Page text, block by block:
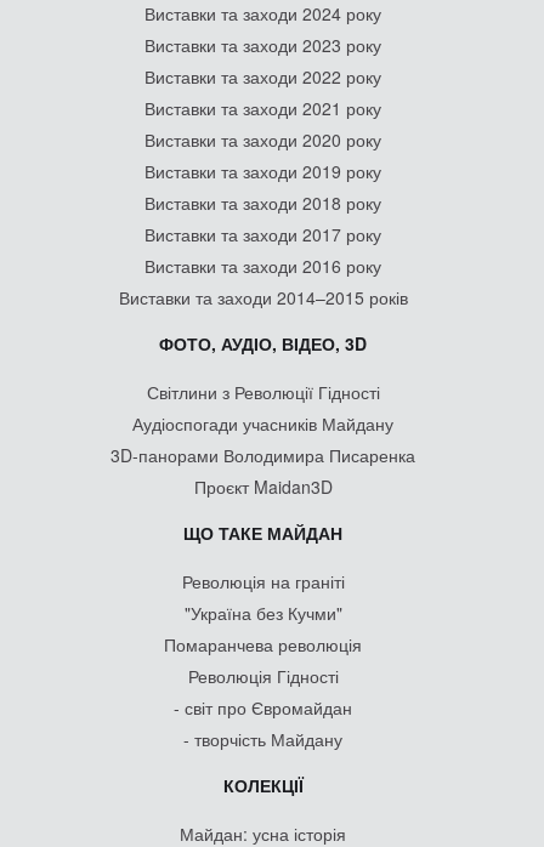
Виставки та заходи 2024 року
Виставки та заходи 2023 року
Виставки та заходи 2022 року
Виставки та заходи 2021 року
Виставки та заходи 2020 року
Виставки та заходи 2019 року
Виставки та заходи 2018 року
Виставки та заходи 2017 року
Виставки та заходи 2016 року
Виставки та заходи 2014–2015 років
ФОТО, АУДІО, ВІДЕО, 3D
Світлини з Революції Гідності
Аудіоспогади учасників Майдану
3D-панорами Володимира Писаренка
Проєкт Maidan3D
ЩО ТАКЕ МАЙДАН
Революція на граніті
"Україна без Кучми"
Помаранчева революція
Революція Гідності
- світ про Євромайдан
- творчість Майдану
КОЛЕКЦІЇ
Майдан: усна історія